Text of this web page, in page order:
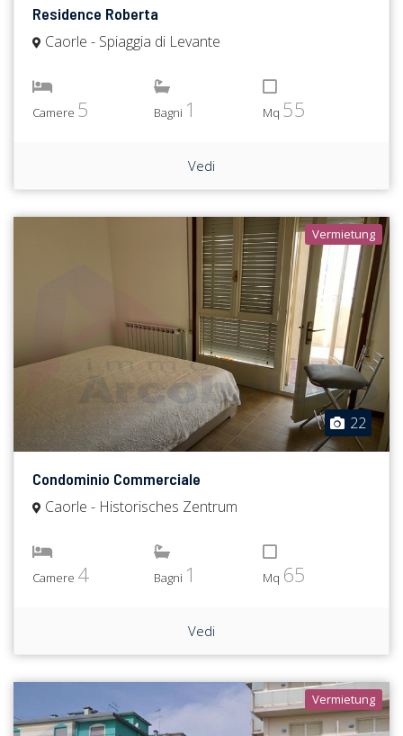
Residence Roberta
Caorle - Spiaggia di Levante
Camere 5 Bagni 1 Mq 55
Vedi
Vermietung
22
Condominio Commerciale
Caorle - Historisches Zentrum
Camere 4 Bagni 1 Mq 65
Vedi
Vermietung